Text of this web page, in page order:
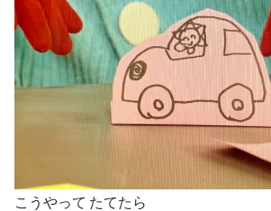
こうやって たてたら